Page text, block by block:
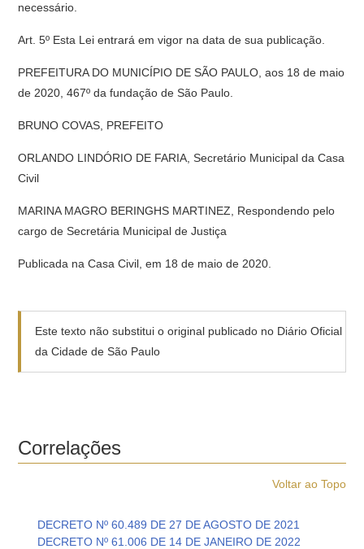
necessário.
Art. 5º Esta Lei entrará em vigor na data de sua publicação.
PREFEITURA DO MUNICÍPIO DE SÃO PAULO, aos 18 de maio
de 2020, 467º da fundação de São Paulo.
BRUNO COVAS, PREFEITO
ORLANDO LINDÓRIO DE FARIA, Secretário Municipal da Casa
Civil
MARINA MAGRO BERINGHS MARTINEZ, Respondendo pelo
cargo de Secretária Municipal de Justiça
Publicada na Casa Civil, em 18 de maio de 2020.
Este texto não substitui o original publicado no Diário Oficial
da Cidade de São Paulo
Correlações
Voltar ao Topo
DECRETO Nº 60.489 DE 27 DE AGOSTO DE 2021
DECRETO Nº 61.006 DE 14 DE JANEIRO DE 2022